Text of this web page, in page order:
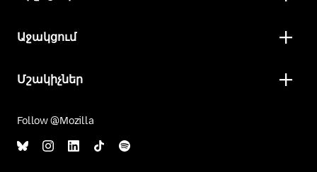
Աջակցում
Մշակիչներ
Follow @Mozilla